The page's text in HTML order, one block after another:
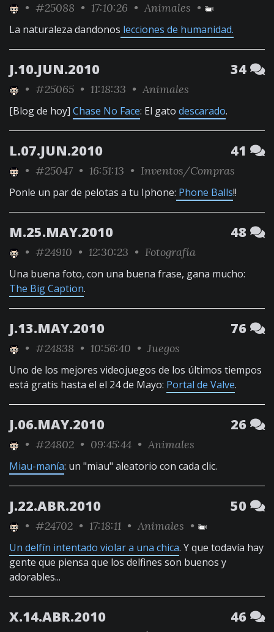
• #25088 • 17:10:26 • Animales •
La naturaleza dandonos lecciones de humanidad.
J.10.JUN.2010 34
• #25065 • 11:18:33 • Animales
[Blog de hoy] Chase No Face: El gato descarado.
L.07.JUN.2010 41
• #25047 • 16:51:13 • Inventos/Compras
Ponle un par de pelotas a tu Iphone: Phone Balls!!
M.25.MAY.2010 48
• #24910 • 12:30:23 • Fotografía
Una buena foto, con una buena frase, gana mucho:
The Big Caption.
J.13.MAY.2010 76
• #24838 • 10:56:40 • Juegos
Uno de los mejores videojuegos de los últimos tiempos
está gratis hasta el el 24 de Mayo: Portal de Valve.
J.06.MAY.2010 26
• #24802 • 09:45:44 • Animales
Miau-manía: un "miau" aleatorio con cada clic.
J.22.ABR.2010 50
• #24702 • 17:18:11 • Animales •
Un delfín intentado violar a una chica. Y que todavía hay
gente que piensa que los delfines son buenos y
adorables...
X.14.ABR.2010 46